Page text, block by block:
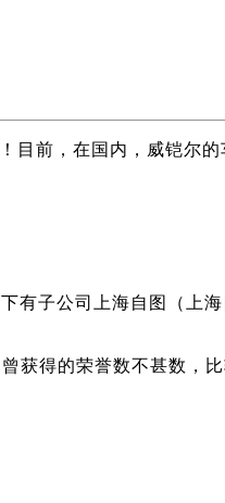
前，在国内，威铠尔
有子公司上海自图（上
获得的荣誉数不甚数，比